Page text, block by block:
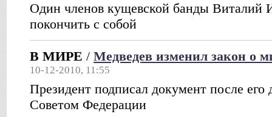
Один членов кущевской банды Виталий
покончить с собой
В МИРЕ / Медведев изменил закон о
10-12-2010, 11:55
Президент подписал документ после
Советом Федерации